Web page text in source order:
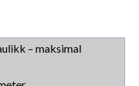
– maksimal